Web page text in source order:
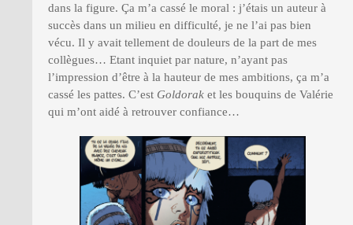
dans la figure. Ça m’a cassé le moral : j’étais un auteur à
succès dans un milieu en difficulté, je ne l’ai pas bien
vécu. Il y avait tellement de douleurs de la part de mes
collègues… Etant inquiet par nature, n’ayant pas
l’impression d’être à la hauteur de mes ambitions, ça m’a
cassé les pattes. C’est Goldorak et les bouquins de Valérie
qui m’ont aidé à retrouver confiance…